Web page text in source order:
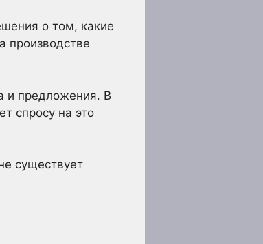
о том, какие
производстве
и предложения. В
спросу на это
существует